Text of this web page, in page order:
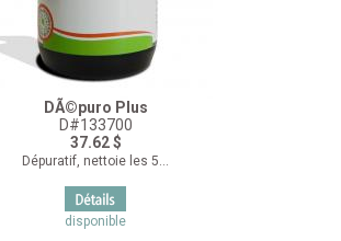
DÃ©puro Plus
D#133700
37.62 $
Dépuratif, nettoie les 5...
disponible